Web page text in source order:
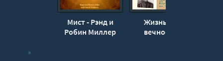
Мист - Рэнд и
Робин Миллер
Жизнь для
вечности -